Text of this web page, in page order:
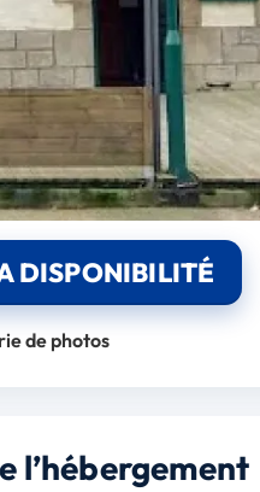
DISPONIBILITÉ
de photos
l’hébergement